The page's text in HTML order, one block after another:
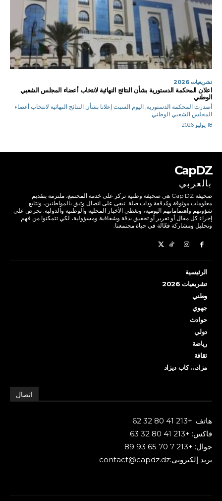
تشريعيات 2026
اعلان المحكمة الدستورية بشأن النتائج النهائية لانتخاب أعضاء المجلس الشعبي
الوطني
أصدرت المحكمة الدستورية, اليوم السبت إعلانا بشأن النتائج النهائية لانتخاب أعضاء
المجلس الشعبي الوطني...
18 يوليو 2026
CapDZ
بالعربي
صحيفة Cap DZ هي صحيفة وطنية تركز على خدمة المجتمع، ملتزمة بتقديم
معلومات موثوقة ومُدققة وذات صلة. نبقى على اتصال وثيق بالمواطنين، ونتابع
شؤونهم واهتماماتهم اليومية، ونغطي الأخبار المحلية والوطنية والدولية. نحرص على
إجراء كل مقال أو تقرير أو تحقيق بدقة وشفافية ومسؤولية، لكي تتمكنوا من فهم
وتحليل ومشاركة فعّالة في حياة مجتمعنا.
الرئيسية
تشريعيات 2026
وطني
جهوي
حوادث
دولي
رياضة
ثقافة
مزاد… كاب ديزاد
اتصال
هاتف: +213 41 80 32 62
فاكس: +213 41 80 32 63
جوال: +213 7 70 65 93 89
بريد إلكتروني:contact@capdz.dz